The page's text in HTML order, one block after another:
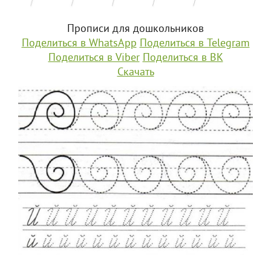
Прописи для дошкольников
Поделиться в WhatsApp Поделиться в Telegram
Поделиться в Viber Поделиться в ВК
Скачать